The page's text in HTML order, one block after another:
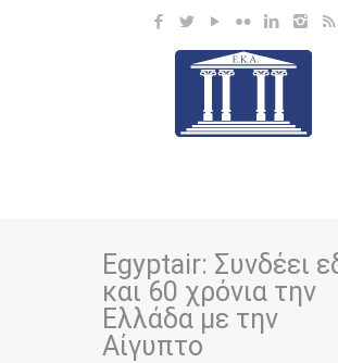
Egyptair: Συνδέει
και 60 χρόνια την
Ελλάδα με την
Αίγυπτο